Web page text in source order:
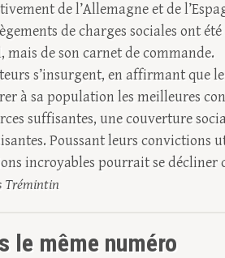
de l’Allemagne et de
de charges sociales ont
mais de son carnet de commande.
s’insurgent, en affirmant que
à sa population les meilleures
suffisantes, une couverture
Poussant leurs convictions
incroyables pourrait se décliner
Trémintin
le même numéro